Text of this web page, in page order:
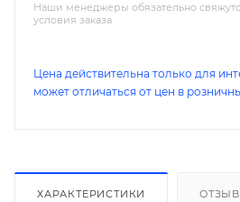
Наши менеджеры обязательно
условия заказа
Цена действительна только для
может отличаться от цен в
ХАРАКТЕРИСТИКИ